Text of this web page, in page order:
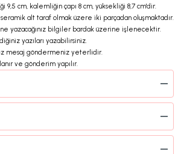
9,5 cm, kalemliğin çapı 8 cm, yüksekliği 8,7 cm'dir.
alt taraf olmak üzere iki parçadan oluşmaktadır.
yazacağınız bilgiler bardak üzerine işlenecektir.
yazıları yazabilirsiniz.
mesaj göndermeniz yeterlidir.
ve gönderim yapılır.